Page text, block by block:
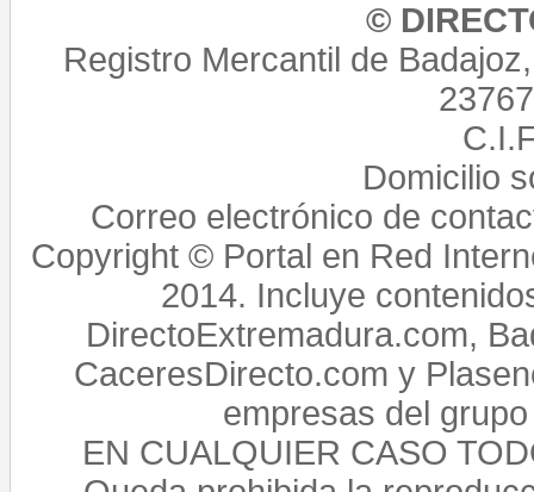
©
Registro Mercantil de
Domicilio
Correo electrónico de
Copyright © Portal en Red
2014. Incluye
DirectoExtremadura.com,
CaceresDirecto.com y
empresas del
EN CUALQUIER CASO